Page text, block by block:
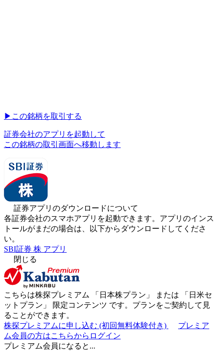
▶︎ この銘柄を取引する
証券会社のアプリを起動して
この銘柄の取引画面へ移動します
証券アプリのダウンロードについて
各証券会社のスマホアプリを起動できます。アプリのインス
トールがまだの場合は、以下からダウンロードしてくださ
い。
SBI証券 株 アプリ
閉じる
こちらは株探プレミアム 「 日本株プラン 」 または 「 日米セ
ットプラン 」 限定コンテンツ です。プランをご契約して見
ることができます。
株探プレミアムに申し込む (初回無料体験付き)
プレミア
ム会員の方はこちらからログイン
プレミアム会員になると...